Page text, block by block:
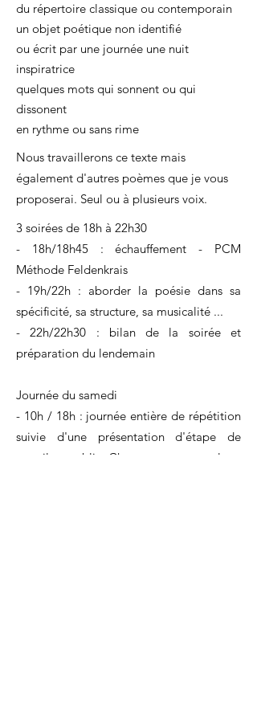
du répertoire classique ou contemporain
un objet poétique non identifié
ou écrit par une journée une nuit
inspiratrice
quelques mots qui sonnent ou qui
dissonent
en rythme ou sans rime
Nous travaillerons ce texte mais
également d'autres poèmes que je vous
proposerai. Seul ou à plusieurs voix.
3 soirées de 18h à 22h30
- 18h/18h45 : échauffement - PCM
Méthode Feldenkrais
- 19h/22h : aborder la poésie dans sa
spécificité, sa structure, sa musicalité ...
- 22h/22h30 : bilan de la soirée et
préparation du lendemain
Journée du samedi
- 10h / 18h : journée entière de répétition
suivie d'une présentation d'étape de
travail en public. Chacun apporte quelque